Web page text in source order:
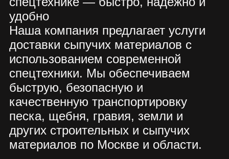
расчетов стоимости и консультаций.
Мы всегда рады помочь вам с
выбором и доставкой необходимых
материалов!
ЗАКАЗАТЬ
ОБРАТНЫЙ
ЗВОНОК